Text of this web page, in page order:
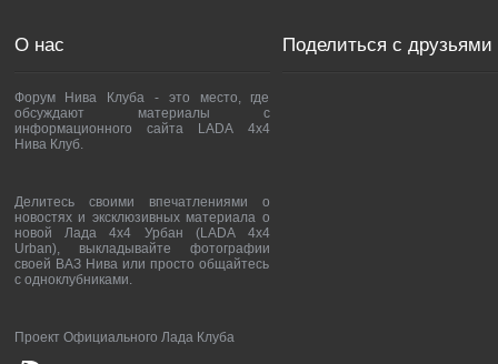
О нас
Форум Нива Клуба - это место, где
обсуждают материалы с
информационного сайта LADA 4x4
Нива Клуб.
Делитесь своими впечатлениями о
новостях и эксклюзивных материала о
новой Лада 4х4 Урбан (LADA 4x4
Urban), выкладывайте фотографии
своей ВАЗ Нива или просто общайтесь
с одноклубниками.
Проект Официального Лада Клуба
Поделиться с друзьями